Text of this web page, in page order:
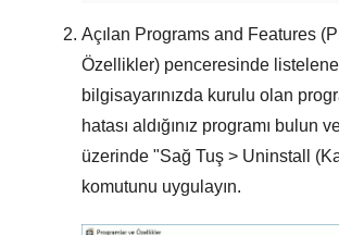
Açılan Programs and Features
Özellikler) penceresinde
bilgisayarınızda kurulu olan
hatası aldığınız programı bulun
üzerinde "Sağ Tuş > Uninstall
komutunu uygulayın.